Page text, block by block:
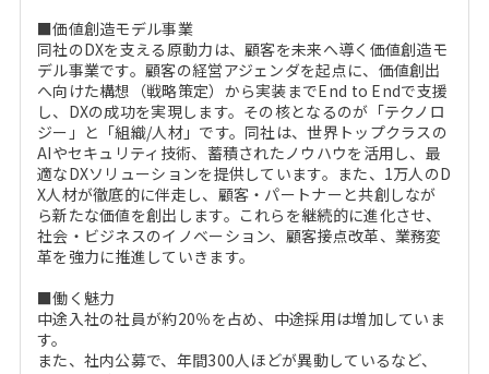
■価値創造モデル事業
同社のDXを支える原動力は、顧客を未来へ導く価値創造モ
デル事業です。顧客の経営アジェンダを起点に、価値創出
へ向けた構想（戦略策定）から実装までEnd to Endで支援
し、DXの成功を実現します。その核となるのが「テクノロ
ジー」と「組織/人材」です。同社は、世界トップクラスの
AIやセキュリティ技術、蓄積されたノウハウを活用し、最
適なDXソリューションを提供しています。また、1万人のD
X人材が徹底的に伴走し、顧客・パートナーと共創しなが
ら新たな価値を創出します。これらを継続的に進化させ、
社会・ビジネスのイノベーション、顧客接点改革、業務変
革を強力に推進していきます。
■働く魅力
中途入社の社員が約20％を占め、中途採用は増加していま
す。
また、社内公募で、年間300人ほどが異動しているなど、